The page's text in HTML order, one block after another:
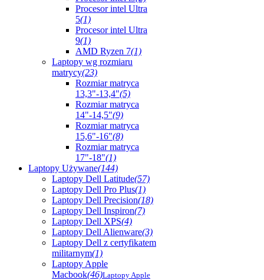
Procesor intel Ultra
5(1)
Procesor intel Ultra
9(1)
AMD Ryzen 7(1)
Laptopy wg rozmiaru
matrycy(23)
Rozmiar matryca
13,3"-13,4"(5)
Rozmiar matryca
14"-14,5"(9)
Rozmiar matryca
15,6"-16"(8)
Rozmiar matryca
17"-18"(1)
Laptopy Używane(144)
Laptopy Dell Latitude(57)
Laptopy Dell Pro Plus(1)
Laptopy Dell Precision(18)
Laptopy Dell Inspiron(7)
Laptopy Dell XPS(4)
Laptopy Dell Alienware(3)
Laptopy Dell z certyfikatem
militarnym(1)
Laptopy Apple
Macbook(46)Laptopy Apple